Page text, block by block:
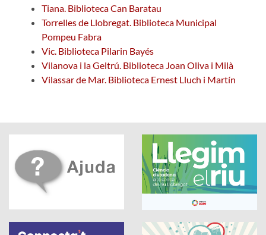
Tiana. Biblioteca Can Baratau
Torrelles de Llobregat. Biblioteca Municipal
Pompeu Fabra
Vic. Biblioteca Pilarin Bayés
Vilanova i la Geltrú. Biblioteca Joan Oliva i Milà
Vilassar de Mar. Biblioteca Ernest Lluch i Martín